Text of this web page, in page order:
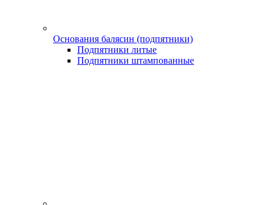
Основания балясин (подпятники)
Подпятники литые
Подпятники штампованные